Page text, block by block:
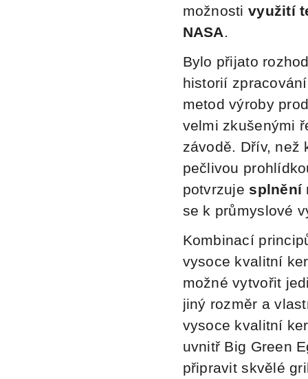
možnosti využití
NASA.
Bylo přijato
historií
metod výroby
velmi zkušenými
závodě. Dřív, než
pečlivou
potvrzuje splnění
se k průmyslové
Kombinací
vysoce kvalitní
možné vytvořit
jiný rozměr a
vysoce kvalitní
uvnitř Big Green
připravit skvělé